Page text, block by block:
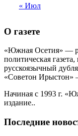
« Июл
О газете
«Южная Осетия» —
политическая
русскоязычный
«Советон Ирыстон»
Начиная с 1993 г.
издание..
Последние